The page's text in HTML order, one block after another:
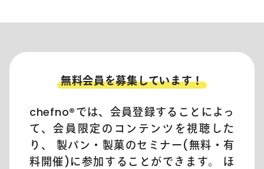
無料会員を募集しています！
chefno®︎では、会員登録することによっ
て、会員限定のコンテンツを視聴した
り、 製パン・製菓のセミナー(無料・有
料開催)に参加することができます。 ほ